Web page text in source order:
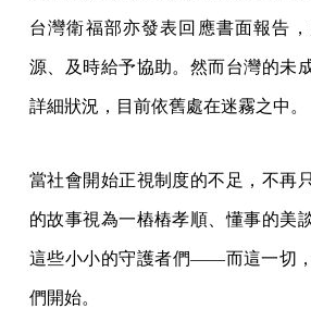
台灣衛福部亦發表回應書面報告
源、及時給予協助。然而台灣的未
詳細狀況，目前依舊處在迷霧之中。
當社會開始正視制度的不足，不再
的故事視為一樁樁孝順、懂事的美
這些小小的守護者們——而這一切
們開始。